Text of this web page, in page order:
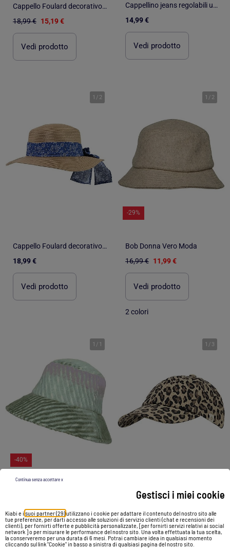
Gestisci i miei cookie
Kiabi e i suoi partner (29)utilizzano i cookie per adattare il contenuto del nostro sito alle
tue preferenze, per darti accesso alle soluzioni di servizio clienti (chat e recensioni dei
clienti), per fornirti offerte e pubblicità personalizzate, [per fornirti servizi relativi ai social
network ] o per misurare le performance del nostro sito. Una volta effettuata la tua scelta,
la conserveremo per una durata di 6 mesi. Potrai cambiare idea in qualsiasi momento
cliccando sul link "Cookie" in basso a sinistra di qualsiasi pagina del nostro sito.
Continua senza accettare x
Cappello Foulard decorativo, regolabile intorno alla testa donna Isotoner
18,99 € 15,19 €
Vedi prodotto
Cappellino jeans regolabili unisex adulto Isotoner
14,99 €
Vedi prodotto
1 / 2
Cappello Foulard decorativo, regolabile intorno alla testa donna Isotoner
18,99 €
Vedi prodotto
1 / 2
-29%
Bob Donna Vero Moda
16,99 € 11,99 €
Vedi prodotto
2 colori
1 / 1
-40%
19,99 € 11,99 €
Vedi prodotto
1 / 3
Cappellino 100% cotone, facilmente regolabile, chiusura a scatto donna Isotoner
Vedi prodotto